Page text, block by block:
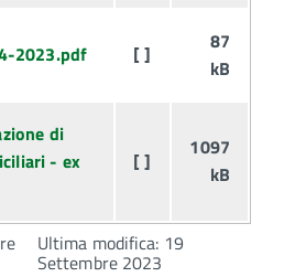
2023.pdf [ ]
87
kB
di
- ex
[ ]
1097
kB
Ultima modifica: 19
Settembre 2023